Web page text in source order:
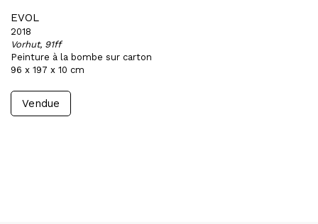
EVOL
2018
Vorhut, 91ff
Peinture à la bombe sur carton
96 x 197 x 10 cm
Vendue